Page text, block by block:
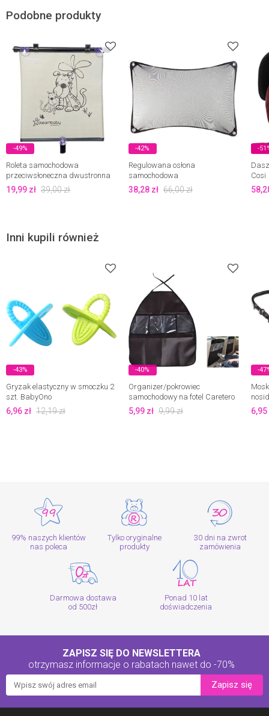
Podobne produkty
-49%
Roleta samochodowa
przeciwsłoneczna dwustronna
Dreambaby
19,99 zł 39,00zł
-42%
Regulowana osłona
samochodowa
przeciwsłoneczna na szybę
Dreambaby
38,28zł 66,00zł
-
Cosi
Inni kupili również
-43%
Gryzak elastyczny w smoczku 2
szt. BabyOno
6,96 zł 12,19zł
-40%
Organizer/pokrowiec
samochodowy na fotel Caretero
5,99zł 9,99zł
-
6,95
99% naszych klientów
nas poleca
Tylko oryginalne
produkty
30 dni na zwrot
zamówienia
Darmowa dostawa
od 500zł
Ponad 10 lat
doświadczenia
ZAPISZ SIĘ DO NEWSLETTERA
otrzymasz informacje o rabatach nawet do -70%
Zapisz się